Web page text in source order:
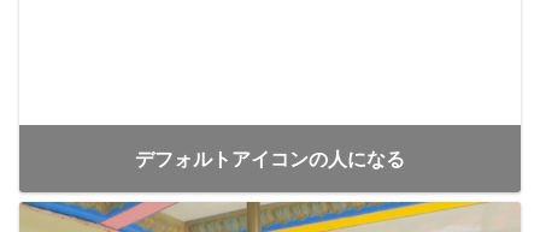
デフォルトアイコンの人になる